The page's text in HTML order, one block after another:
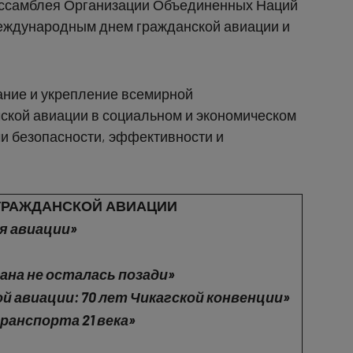
Организации Объединенных Наций
днем ​​гражданской авиации и
и укрепление всемирной
авиации в социальном и экономическом
безопасности, эффективности и
АВИАЦИИ
авиации»
не осталась позади»
авиации: 70 лет Чикагской конвенции»
21 века»